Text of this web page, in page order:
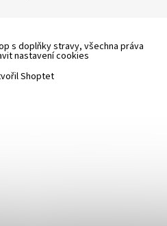
s doplňky stravy, všechna práva
nastavení cookies
Shoptet